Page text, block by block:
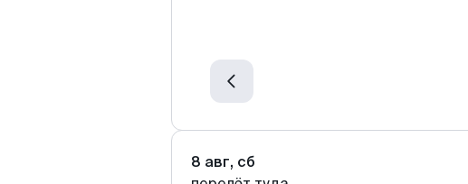
8 авг, сб